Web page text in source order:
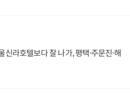
라호텔보다 잘 나가, 평택·주문진·해